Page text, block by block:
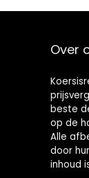
Over
beste
op de
Alle
door
inhoud